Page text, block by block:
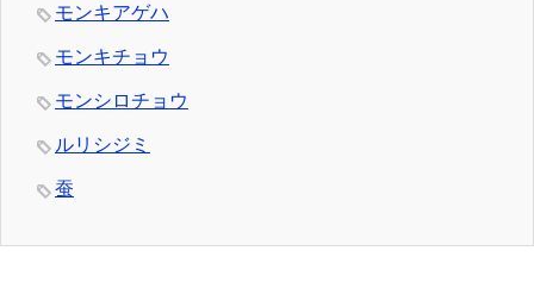
モンキアゲハ
モンキチョウ
モンシロチョウ
ルリシジミ
蚕